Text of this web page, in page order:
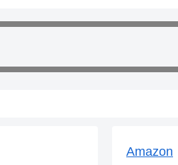
Amazon